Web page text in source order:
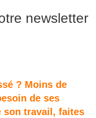
newsletter
? Moins de
de ses
son travail, faites